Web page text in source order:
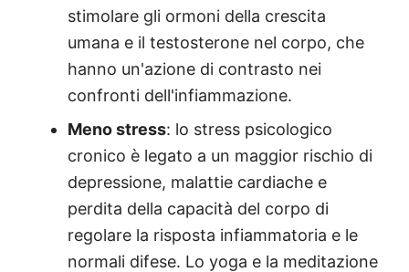
stimolare gli ormoni della crescita
umana e il testosterone nel corpo, che
hanno un'azione di contrasto nei
confronti dell'infiammazione.
Meno stress: lo stress psicologico
cronico è legato a un maggior rischio di
depressione, malattie cardiache e
perdita della capacità del corpo di
regolare la risposta infiammatoria e le
normali difese. Lo yoga e la meditazione